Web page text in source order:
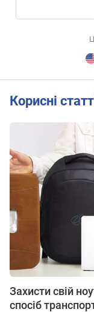
Корисні
Захисти свій
спосіб